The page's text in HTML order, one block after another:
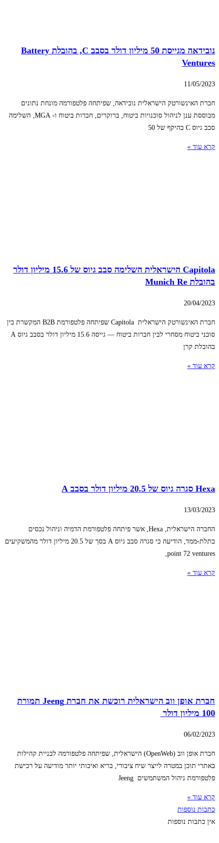
נובידאה מגייסת 50 מיליון דולר בסבב C, בהובלת Battery
Ventures
11/05/2023
חברת האינשורטק הישראלית נובידאה, שפיתחה פלטפורמה מונחת נתונים
מבוססת ענן לניהול סוכנויות ביטוח, ברוקרים, חברות ביטוח ו- MGA, השלימה
סבב גיוס C בהיקף של 50
קרא עוד »
Capitola הישראלית השלימה סבב גיוס של 15.6 מיליון דולר
בהובלת Munich Re
20/04/2023
חברת האינשורטק הישראלית Capitola שפיתחה פלטפורמת B2B המקשרת בין
סוכני ביטוח מסחרי לבין חברות ביטוח — גייסה 15.6 מיליון דולר בסבב גיוס A
בהובלת קרן
קרא עוד »
Hexa סגרה גיוס של 20.5 מיליון דולר בסבב A
13/03/2023
החברה הישראלית, Hexa, אשר פיתחה פלטפורמת הדמיה וניהול נכסים
בתלת-ממד, הודיעה כי סגרה סבב גיוס A בסך של 20.5 מיליון דולר מהמשקיעים
point 72 ventures,
קרא עוד »
חברת אופן ווב הישראלית רוכשת את חברת Jeeng תמורת
100 מיליון דולר
06/02/2023
חברת אופן ווב (OpenWeb) הישראלית, שפיתחה פלטפורמה לבניית קהילות
באתרי תוכן במטרה לייצר שיח ציבורי, בריא ואיכותי יותר מודיעה על רכישת
פלטפורמת ניהול המשתמשים Jeeng
קרא עוד »
כתבות נוספות
אין כתבות נוספות